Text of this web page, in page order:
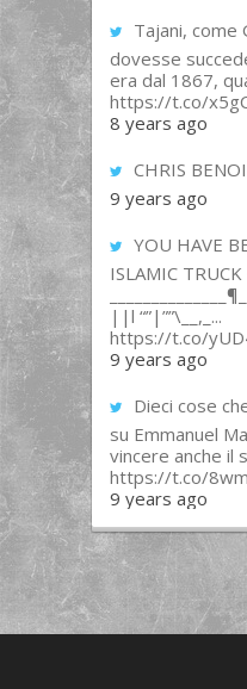
Tajani, come
dovesse
era dal 1867,
https://t.co/
8 years ago
CHRIS
9 years ago
YOU HAVE
ISLAMIC
||l “”|””\__,_...
https://t.co/
9 years ago
Dieci cose
su Emmanuel
vincere anche il
https://t.co/
9 years ago